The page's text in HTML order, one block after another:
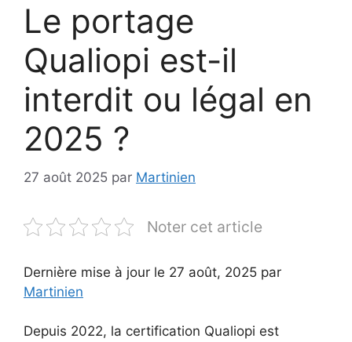
Le portage
Qualiopi est-il
interdit ou légal en
2025 ?
27 août 2025 par Martinien
Noter cet article
Dernière mise à jour le 27 août, 2025 par
Martinien
Depuis 2022, la certification Qualiopi est